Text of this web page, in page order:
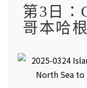
第3日：
哥本哈根